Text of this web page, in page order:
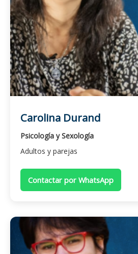
Carolina Durand
Psicología y Sexología
Adultos y parejas
Contactar por WhatsApp